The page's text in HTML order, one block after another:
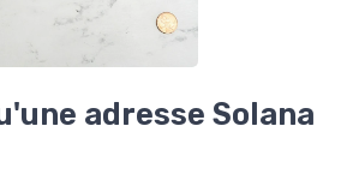
adresse Solana